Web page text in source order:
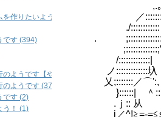
,.｡sｮiI
／
./
.
/
ノ
乂;:::::::
}::::::| ＾
.ｊ:: 从
j／
作りたいようです (38)
です (394)
ようです【やるよみ市編】 (36)
ようです (37)
です (2)
う！ (1)